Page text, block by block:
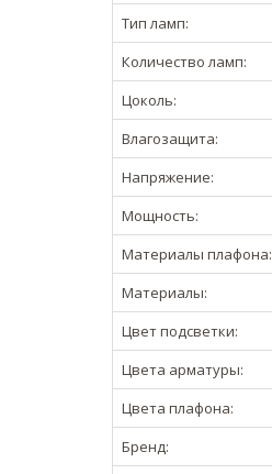
Тип ламп:
Количество ламп:
Цоколь:
Влагозащита:
Напряжение:
Мощность:
Материалы плафона:
Материалы:
Цвет подсветки:
Цвета арматуры:
Цвета плафона:
Бренд: